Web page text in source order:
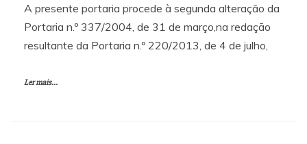
A presente portaria procede à segunda alteração da
Portaria n.º 337/2004, de 31 de março,na redação
resultante da Portaria n.º 220/2013, de 4 de julho,
Ler mais...